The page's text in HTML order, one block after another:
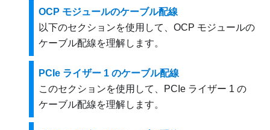
OCP モジュールのケーブル配線
以下のセクションを使用して、OCP モジュールの
ケーブル配線を理解します。
PCIe ライザー 1 のケーブル配線
このセクションを使用して、PCIe ライザー 1 の
ケーブル配線を理解します。